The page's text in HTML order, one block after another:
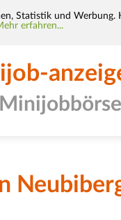
Statistik und
erfahren...